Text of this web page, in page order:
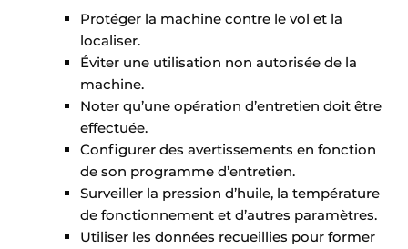
Protéger la machine contre le vol et la
localiser.
Éviter une utilisation non autorisée de la
machine.
Noter qu’une opération d’entretien doit être
effectuée.
Configurer des avertissements en fonction
de son programme d’entretien.
Surveiller la pression d’huile, la température
de fonctionnement et d’autres paramètres.
Utiliser les données recueillies pour former